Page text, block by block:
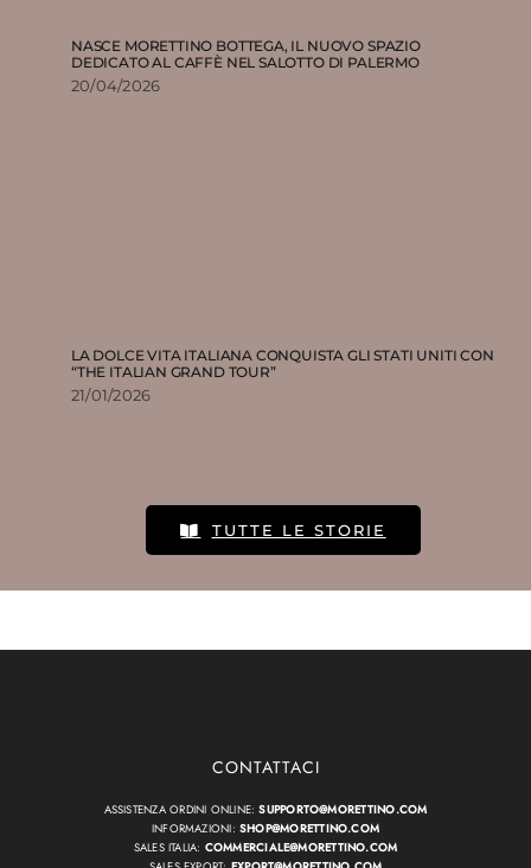
NASCE MORETTINO BOTTEGA, IL NUOVO SPAZIO
DEDICATO AL CAFFÈ NEL SALOTTO DI PALERMO
20/04/2026
LA DOLCE VITA ITALIANA CONQUISTA GLI STATI UNITI CON
“THE ITALIAN GRAND TOUR”
21/01/2026
TUTTE LE STORIE
CONTATTACI
ASSISTENZA ORDINI ONLINE:SUPPORTO@MORETTINO.COM
INFORMAZIONI:SHOP@MORETTINO.COM
SALES ITALIA: COMMERCIALE@MORETTINO.COM